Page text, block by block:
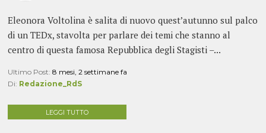
Eleonora Voltolina è salita di nuovo quest’autunno sul palco
di un TEDx, stavolta per parlare dei temi che stanno al
centro di questa famosa Repubblica degli Stagisti –...
Ultimo Post:8 mesi, 2 settimane fa
Di: Redazione_RdS
LEGGI TUTTO